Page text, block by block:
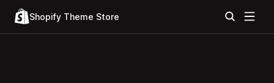
Shopify Theme Store